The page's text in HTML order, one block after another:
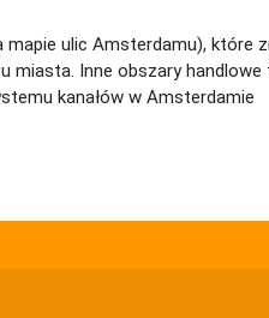
ulic Amsterdamu), które
miasta. Inne obszary
kanałów w Amsterdamie